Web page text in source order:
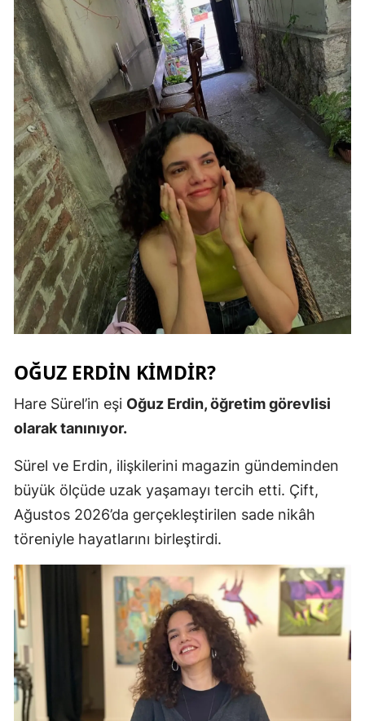
OĞUZ ERDIN KIMDIR?
Hare Sürel’in eşi Oğuz Erdin, öğretim görevlisi
olarak tanınıyor.
Sürel ve Erdin, ilişkilerini magazin gündeminden
büyük ölçüde uzak yaşamayı tercih etti. Çift,
Ağustos 2026’da gerçekleştirilen sade nikâh
töreniyle hayatlarını birleştirdi.